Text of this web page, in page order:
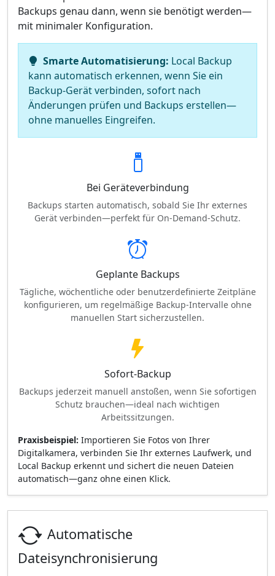
Backups genau dann, wenn sie benötigt werden—
mit minimaler Konfiguration.
Smarte Automatisierung: Local Backup
kann automatisch erkennen, wenn Sie ein
Backup-Gerät verbinden, sofort nach
Änderungen prüfen und Backups erstellen—
ohne manuelles Eingreifen.
Bei Geräteverbindung
Backups starten automatisch, sobald Sie Ihr externes
Gerät verbinden—perfekt für On-Demand-Schutz.
Geplante Backups
Tägliche, wöchentliche oder benutzerdefinierte Zeitpläne
konfigurieren, um regelmäßige Backup-Intervalle ohne
manuellen Start sicherzustellen.
Sofort-Backup
Backups jederzeit manuell anstoßen, wenn Sie sofortigen
Schutz brauchen—ideal nach wichtigen
Arbeitssitzungen.
Praxisbeispiel: Importieren Sie Fotos von Ihrer
Digitalkamera, verbinden Sie Ihr externes Laufwerk, und
Local Backup erkennt und sichert die neuen Dateien
automatisch—ganz ohne einen Klick.
Automatische
Dateisynchronisierung